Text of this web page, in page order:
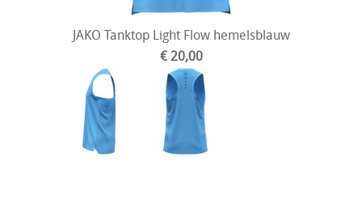
JAKO Tanktop Light Flow hemelsblauw
€ 20,00